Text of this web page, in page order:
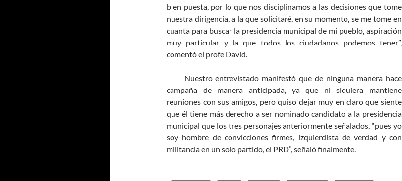
bien puesta, por lo que nos disciplinamos a las decisiones que tome
nuestra dirigencia, a la que solicitaré, en su momento, se me tome en
cuanta para buscar la presidencia municipal de mi pueblo, aspiración
muy particular y la que todos los ciudadanos podemos tener”,
comentó el profe David.
Nuestro entrevistado manifestó que de ninguna manera hace
campaña de manera anticipada, ya que ni siquiera mantiene
reuniones con sus amigos, pero quiso dejar muy en claro que siente
que él tiene más derecho a ser nominado candidato a la presidencia
municipal que los tres personajes anteriormente señalados, “pues yo
soy hombre de convicciones firmes, izquierdista de verdad y con
militancia en un solo partido, el PRD”, señaló finalmente.